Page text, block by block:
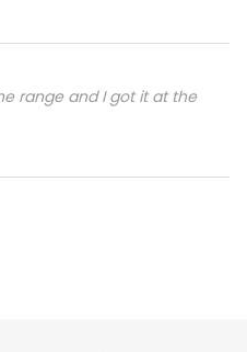
range and I got it at the